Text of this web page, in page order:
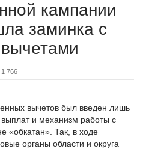
кампании
заминка с
1 766
вычетов был введен лишь
и механизм работы с
«обкатан». Так, в ходе
органы области и округа